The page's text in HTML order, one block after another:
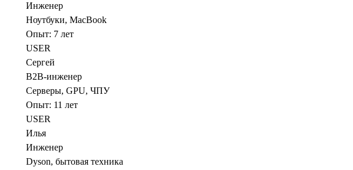
Инженер
Ноутбуки, MacBook
Опыт: 7 лет
USER
Сергей
B2B-инженер
Серверы, GPU, ЧПУ
Опыт: 11 лет
USER
Илья
Инженер
Dyson, бытовая техника